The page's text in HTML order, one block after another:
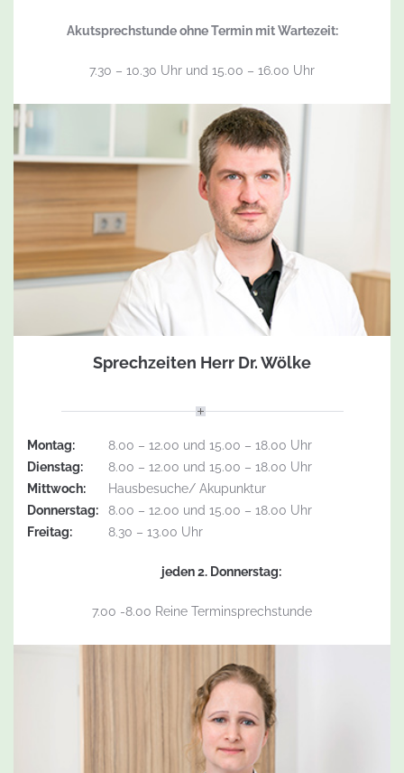
Akutsprechstunde ohne Termin mit Wartezeit:
7.30 – 10.30 Uhr und 15.00 – 16.00 Uhr
Sprechzeiten Herr Dr. Wölke
Montag:
8.00 – 12.00 und 15.00 – 18.00 Uhr
Dienstag:
8.00 – 12.00 und 15.00 – 18.00 Uhr
Mittwoch:
Hausbesuche/ Akupunktur
Donnerstag:
8.00 – 12.00 und 15.00 – 18.00 Uhr
Freitag:
8.30 – 13.00 Uhr
jeden 2. Donnerstag:
7.00 -8.00 Reine Terminsprechstunde